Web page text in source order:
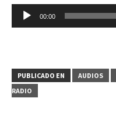
Reproductor
00:00
PUBLICADO EN AUDIOS
RADIO